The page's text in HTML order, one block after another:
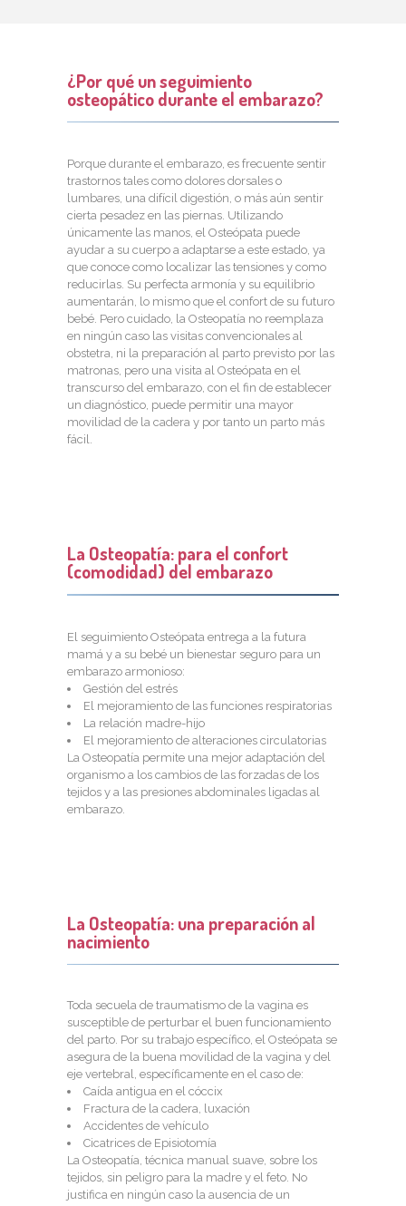
¿Por qué un seguimiento
osteopático durante el embarazo?
Porque durante el embarazo, es frecuente sentir
trastornos tales como dolores dorsales o
lumbares, una difícil digestión, o más aún sentir
cierta pesadez en las piernas. Utilizando
únicamente las manos, el Osteópata puede
ayudar a su cuerpo a adaptarse a este estado, ya
que conoce como localizar las tensiones y como
reducirlas. Su perfecta armonía y su equilibrio
aumentarán, lo mismo que el confort de su futuro
bebé. Pero cuidado, la Osteopatía no reemplaza
en ningún caso las visitas convencionales al
obstetra, ni la preparación al parto previsto por las
matronas, pero una visita al Osteópata en el
transcurso del embarazo, con el fin de establecer
un diagnóstico, puede permitir una mayor
movilidad de la cadera y por tanto un parto más
fácil.
La Osteopatía: para el confort
(comodidad) del embarazo
El seguimiento Osteópata entrega a la futura
mamá y a su bebé un bienestar seguro para un
embarazo armonioso:
Gestión del estrés
El mejoramiento de las funciones respiratorias
La relación madre-hijo
El mejoramiento de alteraciones circulatorias
La Osteopatía permite una mejor adaptación del
organismo a los cambios de las forzadas de los
tejidos y a las presiones abdominales ligadas al
embarazo.
La Osteopatía: una preparación al
nacimiento
Toda secuela de traumatismo de la vagina es
susceptible de perturbar el buen funcionamiento
del parto. Por su trabajo específico, el Osteópata se
asegura de la buena movilidad de la vagina y del
eje vertebral, específicamente en el caso de:
Caída antigua en el cóccix
Fractura de la cadera, luxación
Accidentes de vehículo
Cicatrices de Episiotomía
La Osteopatía, técnica manual suave, sobre los
tejidos, sin peligro para la madre y el feto. No
justifica en ningún caso la ausencia de un